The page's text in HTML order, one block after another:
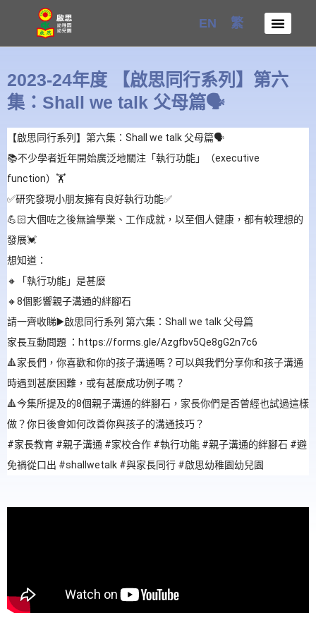
content
EN 繁
2023-24年度 【啟思同行系列】第六
集：Shall we talk 父母篇🗣
【啟思同行系列】第六集：Shall we talk 父母篇🗣
📚不少學者近年開始廣泛地關注「執行功能」（executive
function）🏋
✅研究發現小朋友擁有良好執行功能✅
💪🏻大個咗之後無論學業、工作成就，以至個人健康，都有較理想的
發展💓
想知道：
🔸「執行功能」是甚麼
🔸8個影響親子溝通的絆腳石
請一齊收睇▶️啟思同行系列 第六集：Shall we talk 父母篇
家長互動問題 ：https://forms.gle/Azgfbv5Qe8gG2n7c6
🔺家長們，你喜歡和你的孩子溝通嗎？可以與我們分享你和孩子溝通
時遇到甚麼困難，或有甚麼成功例子嗎？
🔺今集所提及的8個親子溝通的絆腳石，家長你們是否曾經也試過這樣
做？你日後會如何改善你與孩子的溝通技巧？
#家長教育 #親子溝通 #家校合作 #執行功能 #親子溝通的絆腳石 #避
免禍從口出 #shallwetalk #與家長同行 #啟思幼稚園幼兒園